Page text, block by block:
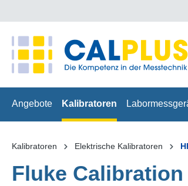
Angebote Kalibratoren
Kalibratoren Elektrische Kalibratoren
Fluke Calibration